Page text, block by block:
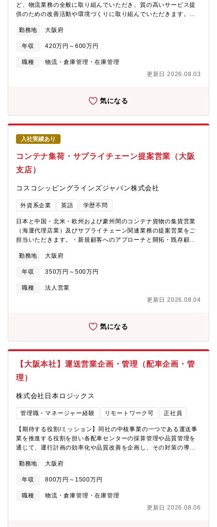
ど、物流業務の全般に取り組んでいただき、質の高いサービス提
供のための改善活動や環境づくりに取り組んでいただきます。
に係るシステムの機能を習得頂き、その後商品センターの中心メ
ンバーとして作業現場の改善・改革に取り組んで頂きます。【配
属先について】・大阪商品センターへの配属を予定しておりま
す。・23名の構成です【業務特徴】・担当商材：濾紙・理化製品
センターのあるべき姿”を目指し物流改革を10年後の実現に向け実
め、質の高いサービスを提供するための環境の整備をお願いしま
す。【ADVANTECグループについて】■日本初の濾紙メーカーで
あり、化学分析用濾紙国内シェア80％以上を誇り業界の地位を確
立しております。ライフサイエンスやIT、製薬、化学工業の進化
に付随して、水や空気などの目に見えないものを科学する、とい
う要望は増加しています。■創業以来、構築し続けてきたお客様と
の信頼関係と自社製品の製品力に加え、他社製品も扱うことがで
きる為、競合と価格競争も起こる事が無く安定して利益を得る事
ができるのが強みです。経常利益率は20％超、自己資本比率も8割
代理店を通じ、日本全国、そして海外にも。特にアジア・オセア
ニア地域を軸にアメリカ、ヨーロッパに積極的に販売を拡大をし
ています。■その中でも、同社は同グループの中核販売会社の機能
職定年無・定年後も役割が変わらなければ処遇が下がることは無
く中長期的な就業が可能です。
勤務地 大阪府
年収 420万円～600万円
職種
物流・倉庫管理・在庫管理
更新日 2026.08.03
気になる
入社実績あり
コンテナ集荷・サプライチェーン提案営業（大阪
支店）
コスコシッピングラインズジャパン株式会社
外資系企業 英語 学歴不問
日本と中国・北米・欧州および豪州間のコンテナ貨物の集貨営業
（海運代理店業）及びサプライチェーン関連業務の提案営業をご
担当いただきます。・新規顧客へのアプローチと開拓・既存顧客
標の達成、売上高と市場シェアの拡大■組織構成：13名ほど、男女
比5：。中途採用が100％です。※20代～50代の方まで幅広い年
齢層の社員が在籍している部署になります。■所属部署：マーケテ
ィング セールス部★社風：成果重視の社風です。・年に4回業績
進仕組みで、30代のサブチームリーダーと40代のチームリーダー
す。・入社直後の研修はOJTになりますが、不定期で集合研修
（会社全額負担）を行います。・書籍購入補助や資格取得支援制
度はキャリアアップをバックアップします。
勤務地 大阪府
年収 350万円～500万円
職種
法人営業
更新日 2026.08.04
気になる
【大阪本社】運送営業企画・管理（配車企画・管
理）
株式会社日本ロジックス
管理職・マネージャー経験 リモートワーク可 正社員
【期待する役割/ミッション】同社の中核事業の一つである運送事
業を推進する役割を担い各配車センターの採算管理や品質管理を
通じて、運行計画の効率化や品質改善を企画し、その対策の導入
の企画業務にも携わって頂きます。全配車センターの業績および
品質の維持管理および改善、また新拠点立上げ業務を担っていた
だきます。【具体的には】＜管理業務＞■各配車センターにおける
車両が効率的に運行しているかを管理します。まずは日次の各配
を抽出します。空車回送距離や運賃などに課題があれば、検討
勤務地 大阪府
年収 800万円～1500万円
職種
物流・倉庫管理・在庫管理
更新日 2026.08.06